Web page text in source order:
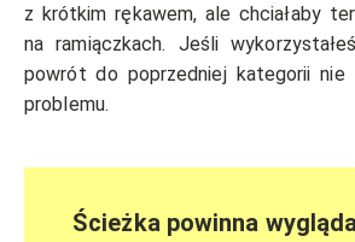
z krótkim rękawem, ale chciałaby
na ramiączkach. Jeśli
powrót do poprzedniej kategorii nie
problemu.
Ścieżka powinna